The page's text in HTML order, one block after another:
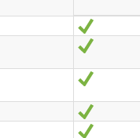
Sí
Sí
Sí